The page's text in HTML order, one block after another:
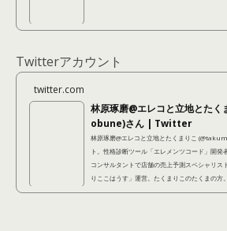
Twitterアカウント
twitter.com
林原琢磨@エレコと立地とた
obune)さん | Twitter
林原琢磨@エレコと立地とたくまりこ
ト。性格診断ツール「エレメンツコード」開
コンサルタントで店舗の売上予測スペシャリス
りここはうす」運営。たくまりこのたくまの方
に手を出しているように見えて、本当は不器用